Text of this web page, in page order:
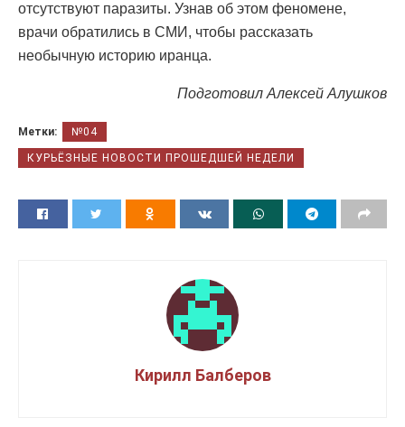
отсутствуют паразиты. Узнав об этом феномене,
врачи обратились в СМИ, чтобы рассказать
необычную историю иранца.
Подготовил Алексей Алушков
Метки: №04
КУРЬЁЗНЫЕ НОВОСТИ ПРОШЕДШЕЙ НЕДЕЛИ
Кирилл Балберов